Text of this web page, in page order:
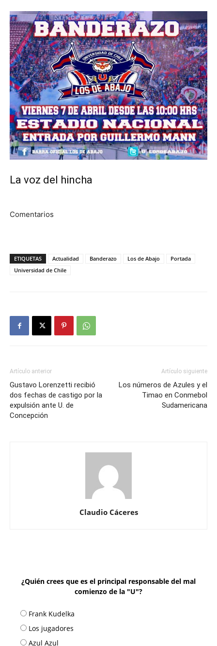
La voz del hincha
Comentarios
ETIQUETAS Actualidad Banderazo Los de Abajo
Portada
Universidad de Chile
Artículo anterior
Gustavo Lorenzetti recibió
dos fechas de castigo por la
expulsión ante U. de
Concepción
Artículo siguiente
Los números de Azules y el
Timao en Conmebol
Sudamericana
Claudio Cáceres
¿Quién crees que es el principal responsable del mal
comienzo de la "U"?
Frank Kudelka
Los jugadores
Azul Azul